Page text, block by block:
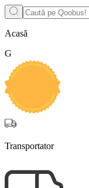
Acasă
G
Transportator